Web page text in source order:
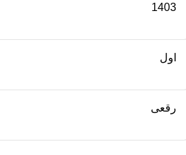
1403
اول
رقعی